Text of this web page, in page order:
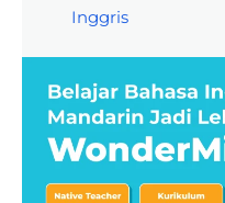
Inggris